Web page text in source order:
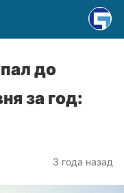
до
за год:
3 года назад